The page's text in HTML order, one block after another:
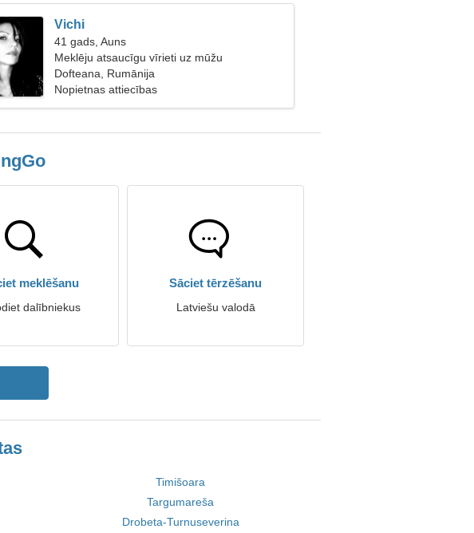
Vichi
41 gads, Auns
Meklēju atsaucīgu vīrieti uz mūžu
Dofteana, Rumānija
Nopietnas attiecības
meklēšanu
dalībniekus
Sāciet tērzēšanu
Latviešu valodā
Timišoara
Targumareša
Drobeta-Turnuseverina